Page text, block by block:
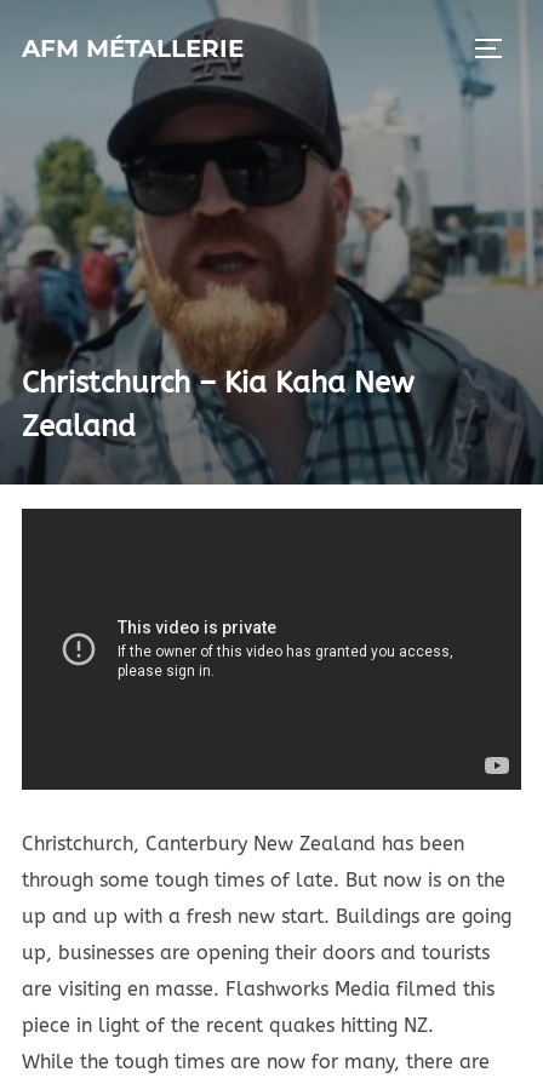
auAFM MÉTALLERIE
Christchurch – Kia Kaha New
Zealand
Christchurch, Canterbury New Zealand has been
through some tough times of late. But now is on the
up and up with a fresh new start. Buildings are going
up, businesses are opening their doors and tourists
are visiting en masse. Flashworks Media filmed this
piece in light of the recent quakes hitting NZ.
While the tough times are now for many, there are